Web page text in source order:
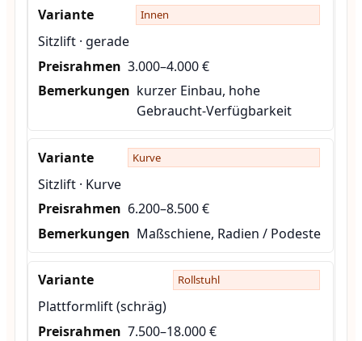
Innen
Sitzlift · gerade
3.000–4.000 €
kurzer Einbau, hohe
Gebraucht-Verfügbarkeit
Kurve
Sitzlift · Kurve
6.200–8.500 €
Maßschiene, Radien / Podeste
Rollstuhl
Plattformlift (schräg)
7.500–18.000 €